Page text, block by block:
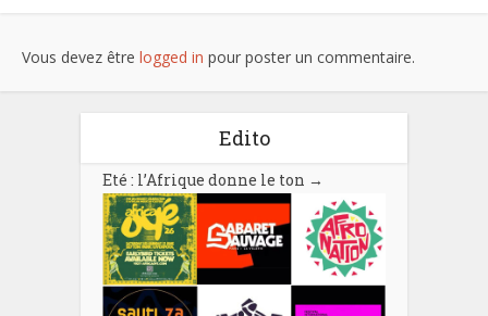
Vous devez être logged in pour poster un commentaire.
Edito
Eté : l’Afrique donne le ton →